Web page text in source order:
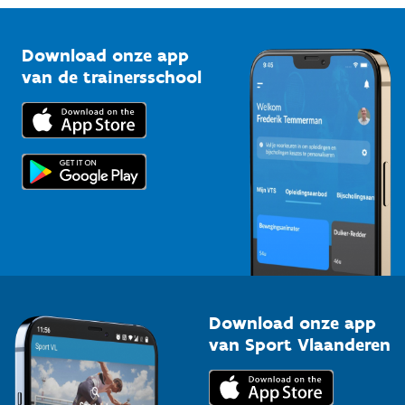
Bedrijven
Trainers en begeleiders
Topsporters
Vlaamse Trainersschool
Kennisplatform
Downloads
Voor de pers
Download onze app
van de trainersschool
Download onze app
van Sport Vlaanderen